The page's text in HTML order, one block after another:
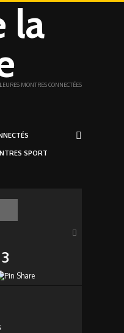
la
MONTRES CONNECTÉES
SPORT